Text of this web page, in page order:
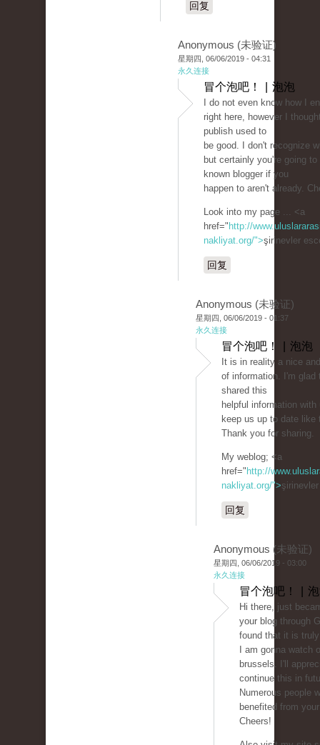
回复
Anonymous (未验证)
星期四, 06/06/2019 - 04:31
永久连接
冒个泡吧！ | 泡泡
I do not even know how I
right here, however I
publish used to
be good. I don't recognize
but certainly you're going to
known blogger if you
happen to aren't already.
Look into my page ... <a
href=" http://
nakliyat.org/">şirinevler
回复
Anonymous (未验证)
星期四, 06/06/2019 - 01:37
永久连接
冒个泡吧！ | 泡泡
It is in reality a nice
of information. I'm glad
shared this
helpful information
keep us up to date like
Thank you for sharing.
My weblog; <a
href=" http://
nakliyat.org/">
回复
Anonymous (未验证)
星期四, 06/06/2019 - 03:00
永久连接
冒个泡吧！ |
Hi there, just
your blog through
found that it is
I am gonna watch
brussels. I'll
continue this in
Numerous people
benefited from
Cheers!